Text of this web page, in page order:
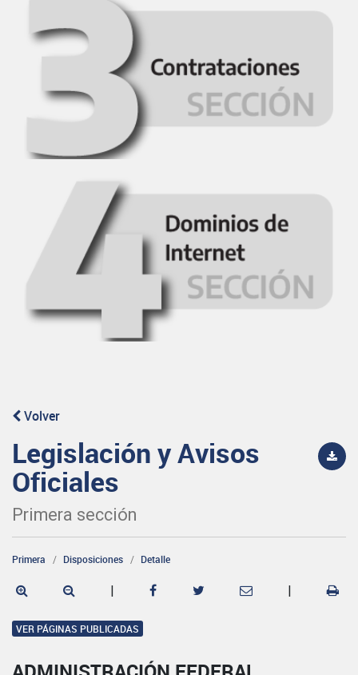
Volver
Legislación y Avisos
Oficiales
Primera sección
Primera Disposiciones Detalle
| |
VER PÁGINAS PUBLICADAS